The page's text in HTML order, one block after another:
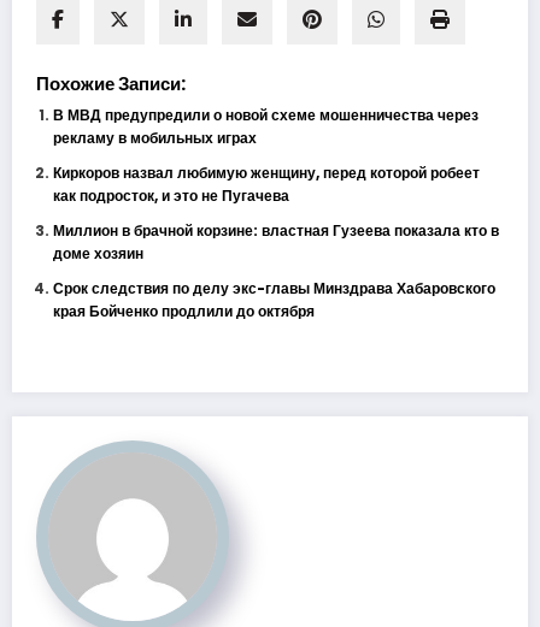
Похожие Записи:
В МВД предупредили о новой схеме мошенничества через
рекламу в мобильных играх
Киркоров назвал любимую женщину, перед которой робеет
как подросток, и это не Пугачева
Миллион в брачной корзине: властная Гузеева показала кто в
доме хозяин
Срок следствия по делу экс-главы Минздрава Хабаровского
края Бойченко продлили до октября